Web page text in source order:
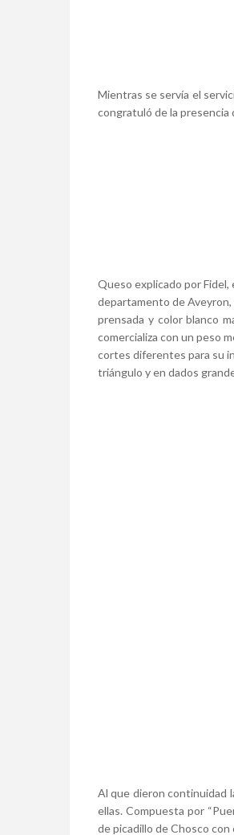
Mientras se servía el
congratuló de la presencia
Queso explicado por
departamento de Aveyron,
prensada y color blanco
comercializa con un peso
cortes diferentes para su
triángulo y en dados
Al que dieron continuidad
ellas. Compuesta por
de picadillo de Chosco con